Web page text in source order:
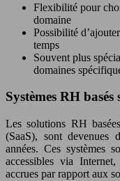
Flexibilité pour
domaine
Possibilité
temps
Souvent plus
domaines
Systèmes RH
Les solutions RH
(SaaS), sont devenues
années. Ces systèmes
accessibles via
accrues par rapport aux